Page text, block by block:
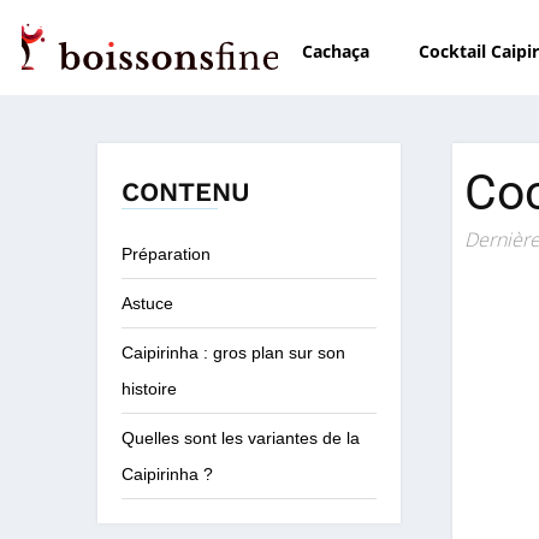
Cachaça Cocktail
CONTENU
Préparation
Astuce
Caipirinha : gros plan sur son
histoire
Quelles sont les variantes de la
Caipirinha ?